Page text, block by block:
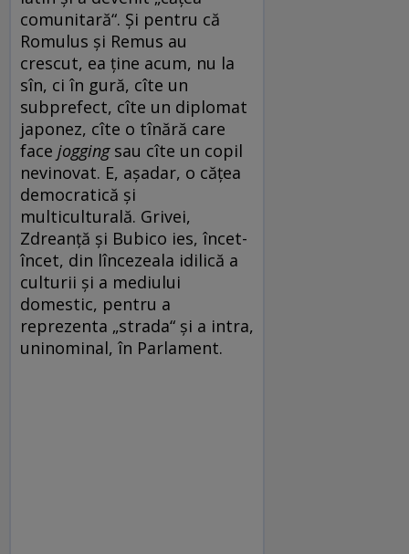
comunitară“. Şi pentru că
Romulus şi Remus au
crescut, ea ţine acum, nu la
sîn, ci în gură, cîte un
subprefect, cîte un diplomat
japonez, cîte o tînără care
face joggingsau cîte un copil
nevinovat. E, așadar, o cățea
democratică şi
multiculturală. Grivei,
Zdreanţă şi Bubico ies, încet-
încet, din lîncezeala idilică a
culturii şi a mediului
domestic, pentru a
reprezenta „strada“ şi a intra,
uninominal, în Parlament.